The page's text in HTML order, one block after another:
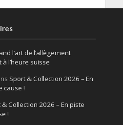
l’art de l’allègement
l’heure suisse
Sport & Collection 2026 – En
cause !
& Collection 2026 – En piste
!